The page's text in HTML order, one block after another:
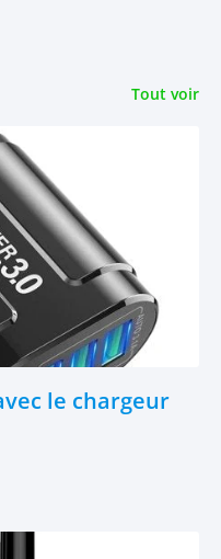
Tout voir
le chargeur